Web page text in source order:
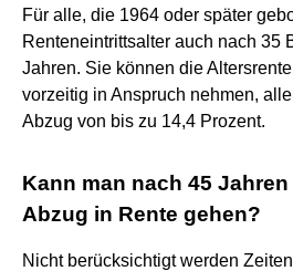
Für alle, die 1964 oder später
Renteneintrittsalter auch nach 35
Jahren. Sie können die
vorzeitig in Anspruch nehmen,
Abzug von bis zu 14,4 Prozent.
Kann man nach 45
Abzug in Rente gehen?
Nicht berücksichtigt werden